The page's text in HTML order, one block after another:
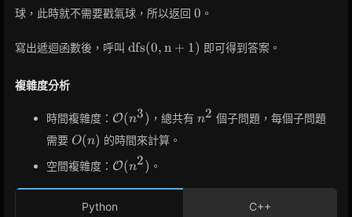
1
球，此時就不需要戳氣球，所以返回 0
0 。
寫出遞迴函數後，呼叫 \rm{dfs}
(0, n +
dfs(0, n + 1) 即可得到答案。
複雜度分析
時間複雜度： \mathcal{O}
(n^3)
O(n3) ，總共有n^2
n2 個子問題，每個子問題
需要 O(n)
O(n) 的時間來計算。
空間複雜度： \mathcal{O}
(n^2)
O(n2) 。
Python C++